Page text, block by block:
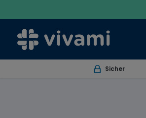
Sicher